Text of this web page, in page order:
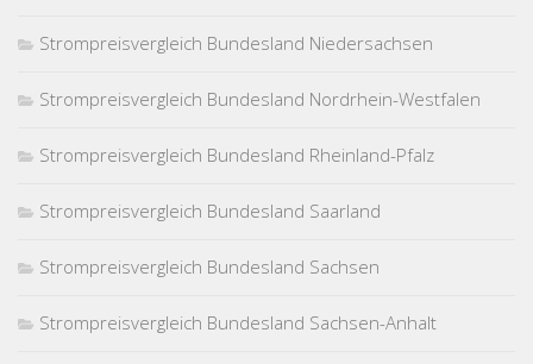
Strompreisvergleich Bundesland Niedersachsen
Strompreisvergleich Bundesland Nordrhein-Westfalen
Strompreisvergleich Bundesland Rheinland-Pfalz
Strompreisvergleich Bundesland Saarland
Strompreisvergleich Bundesland Sachsen
Strompreisvergleich Bundesland Sachsen-Anhalt